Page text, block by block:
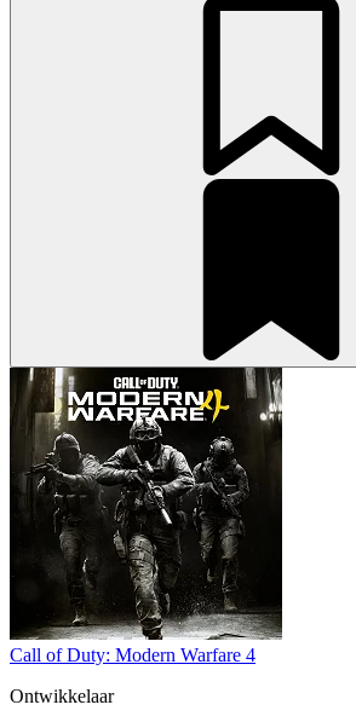
Call of Duty: Modern Warfare 4
Ontwikkelaar